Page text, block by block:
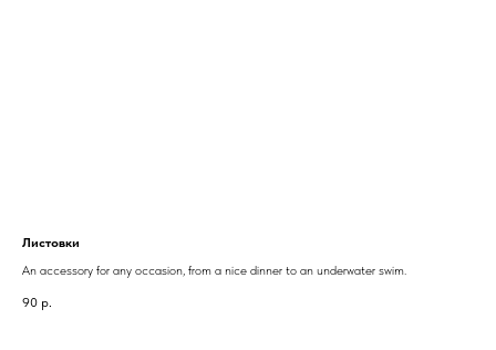
Листовки
An accessory for any occasion, from a nice dinner to an underwater swim.
90 р.